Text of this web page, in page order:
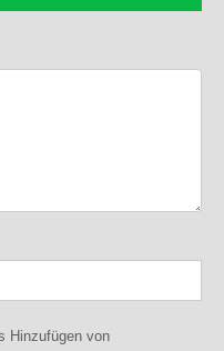
Hinzufügen von